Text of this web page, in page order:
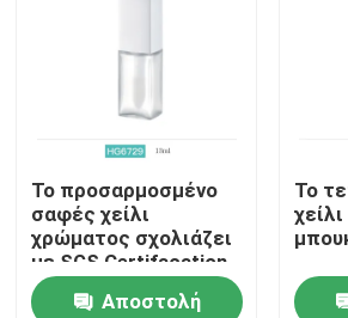
Ποιοτικός έλεγχος
επαφή
Ζητήστε ένα απόσπασμα
Το προσαρμοσμένο
σαφές χείλι
χρώματος σχολιάζει
με SGS Certifacation
σχεδίου λογότυπων
Αποστολή
Το